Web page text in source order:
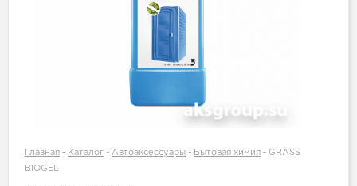
Главная - Каталог - Автоаксессуары - Бытовая химия - GRASS
BIOGEL